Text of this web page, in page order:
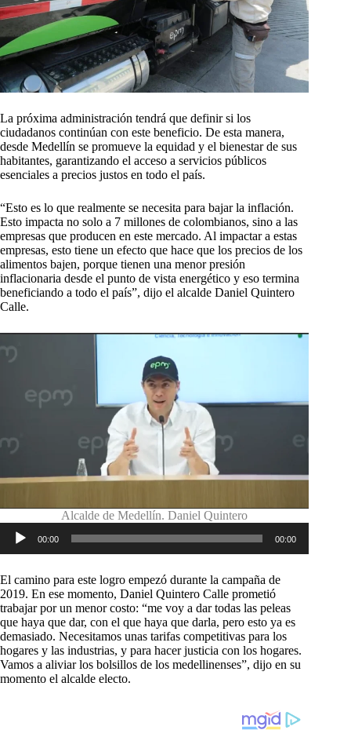
La próxima administración tendrá que definir si los
ciudadanos continúan con este beneficio. De esta manera,
desde Medellín se promueve la equidad y el bienestar de sus
habitantes, garantizando el acceso a servicios públicos
esenciales a precios justos en todo el país.
“Esto es lo que realmente se necesita para bajar la inflación.
Esto impacta no solo a 7 millones de colombianos, sino a las
empresas que producen en este mercado. Al impactar a estas
empresas, esto tiene un efecto que hace que los precios de los
alimentos bajen, porque tienen una menor presión
inflacionaria desde el punto de vista energético y eso termina
beneficiando a todo el país”, dijo el alcalde Daniel Quintero
Calle.
Alcalde de Medellín. Daniel Quintero
Reproductor
audio
00:00 00:00
El camino para este logro empezó durante la campaña de
2019. En ese momento, Daniel Quintero Calle prometió
trabajar por un menor costo: “me voy a dar todas las peleas
que haya que dar, con el que haya que darla, pero esto ya es
demasiado. Necesitamos unas tarifas competitivas para los
hogares y las industrias, y para hacer justicia con los hogares.
Vamos a aliviar los bolsillos de los medellinenses”, dijo en su
momento el alcalde electo.